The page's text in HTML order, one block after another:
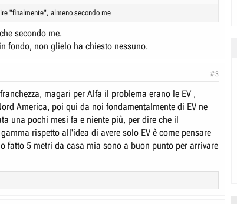
"finalmente", almeno secondo me
secondo me.
fondo, non glielo ha chiesto nessuno.
#3
magari per Alfa il problema erano le EV ,
America, poi qui da noi fondamentalmente di EV ne
una pochi mesi fa e niente più, per dire che il
rispetto all'idea di avere solo EV è come pensare
fatto 5 metri da casa mia sono a buon punto per arrivare